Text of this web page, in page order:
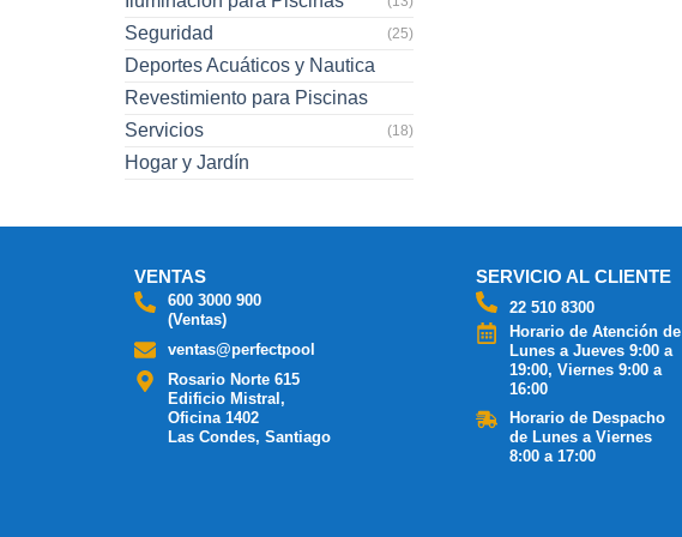
Seguridad (25)
Deportes Acuáticos y Nautica
Revestimiento para Piscinas
Servicios
(18)
Hogar y Jardín
VENTAS
600 3000 900
(Ventas)
ventas@perfectpool
Rosario Norte 615
Edificio Mistral,
Oficina 1402
Las Condes, Santiago
SERVICIO AL CLIENTE
22 510 8300
Horario de Atención de
Lunes a Jueves 9:00 a
19:00, Viernes 9:00 a
16:00
Horario de Despacho
de Lunes a Viernes
8:00 a 17:00